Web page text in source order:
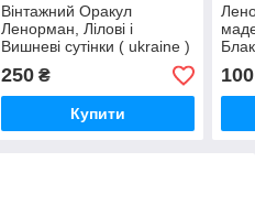
Вінтажний Оракул
Ленорман, Лілові і
Вишневі сутінки ( ukraine )
250₴
Купити
100